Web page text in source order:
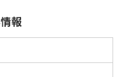
報